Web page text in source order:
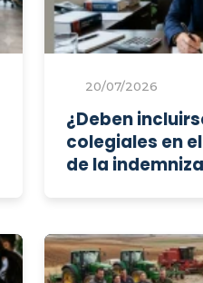
20/07/2026
¿Deben
colegiales en
de la